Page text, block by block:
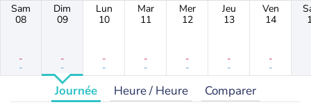
Sam
08
-
-
Dim
09
-
-
Lun
10
-
-
Mar
11
-
-
Mer
12
-
-
Jeu
13
-
-
Ven
14
-
-
Journée Heure / Heure Comparer